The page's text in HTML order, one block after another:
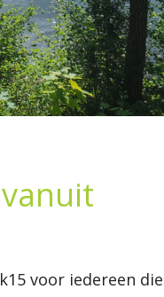
voor iedereen die